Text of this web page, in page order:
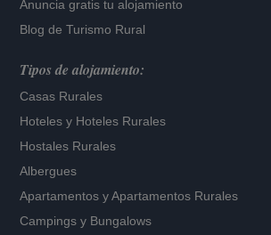
Anuncia gratis tu alojamiento
Blog de Turismo Rural
Tipos de alojamiento:
Casas Rurales
Hoteles y Hoteles Rurales
Hostales Rurales
Albergues
Apartamentos yApartamentos Rurales
Campings y Bungalows